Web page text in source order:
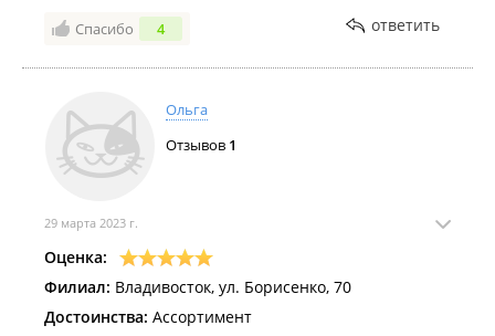
Спасибо 4 ответить
Ольга
Отзывов 1
29 марта 2023 г.
Оценка:
Филиал: Владивосток, ул. Борисенко, 70
Достоинства: Ассортимент